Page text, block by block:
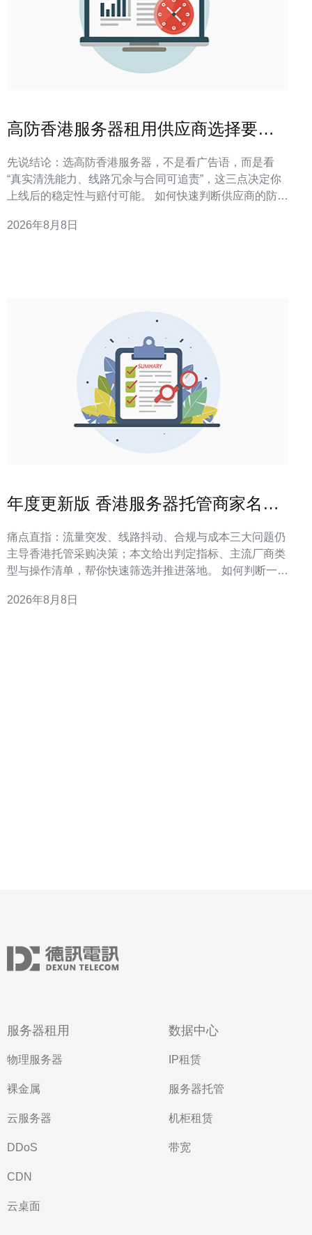
高防香港服务器租用供应商选择要点
先说结论：选高防香港服务器，不是看广告语，而是看
“真实清洗能力、线路冗余与合同可追责”，这三点决定你
上线后的稳定性与赔付可能。 如何快速判断供应商的防护
宽、清洗时延、DDoS类型识别与BGP线路冗余，这四项
2026年8月8日
年度更新版 香港服务器托管商家名单
痛点直指：流量突发、线路抖动、合规与成本三大问题仍
主导香港托管采购决策；本文给出判定指标、主流厂商类
型与操作清单，帮你快速筛选并推进落地。 如何判断一家
DDoS防护能力、BGP多线、机房等级与本地带宽成本，
2026年8月8日
服务器租用
物理服务器
裸金属
云服务器
DDoS
CDN
云桌面
数据中心
IP租赁
服务器托管
机柜租赁
带宽